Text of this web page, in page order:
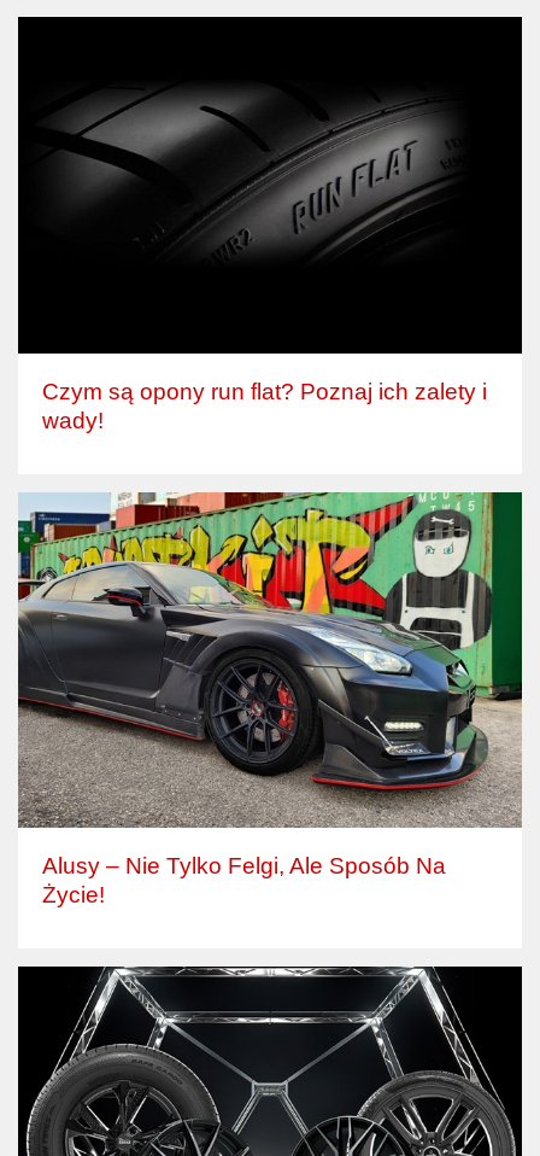
Czym są opony run flat? Poznaj ich zalety i
wady!
Alusy – Nie Tylko Felgi, Ale Sposób Na
Życie!